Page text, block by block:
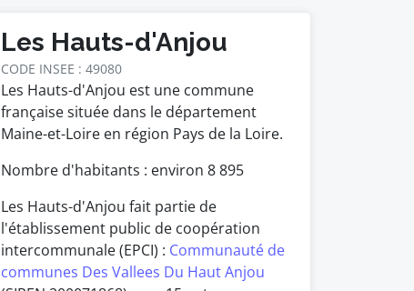
Les Hauts-d'Anjou
CODE INSEE : 49080
Les Hauts-d'Anjou est une commune
française située dans le département
Maine-et-Loire en région Pays de la Loire.
Nombre d'habitants : environ 8 895
Les Hauts-d'Anjou fait partie de
l'établissement public de coopération
intercommunale (EPCI) : Communauté de
communes Des Vallees Du Haut Anjou